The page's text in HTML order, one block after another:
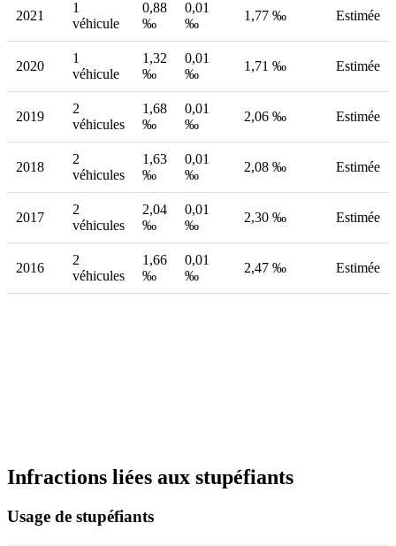
2021
1
véhicule
0,88
‰
0,01
‰
1,77 ‰ Estimée
2020
1
véhicule
1,32
‰
0,01
‰
1,71 ‰ Estimée
2019
2
véhicules
1,68
‰
0,01
‰
2,06 ‰ Estimée
2018
2
véhicules
1,63
‰
0,01
‰
2,08 ‰ Estimée
2017
2
véhicules
2,04
‰
0,01
‰
2,30 ‰ Estimée
2016
2
véhicules
1,66
‰
0,01
‰
2,47 ‰ Estimée
Infractions liées aux stupéfiants
Usage de stupéfiants